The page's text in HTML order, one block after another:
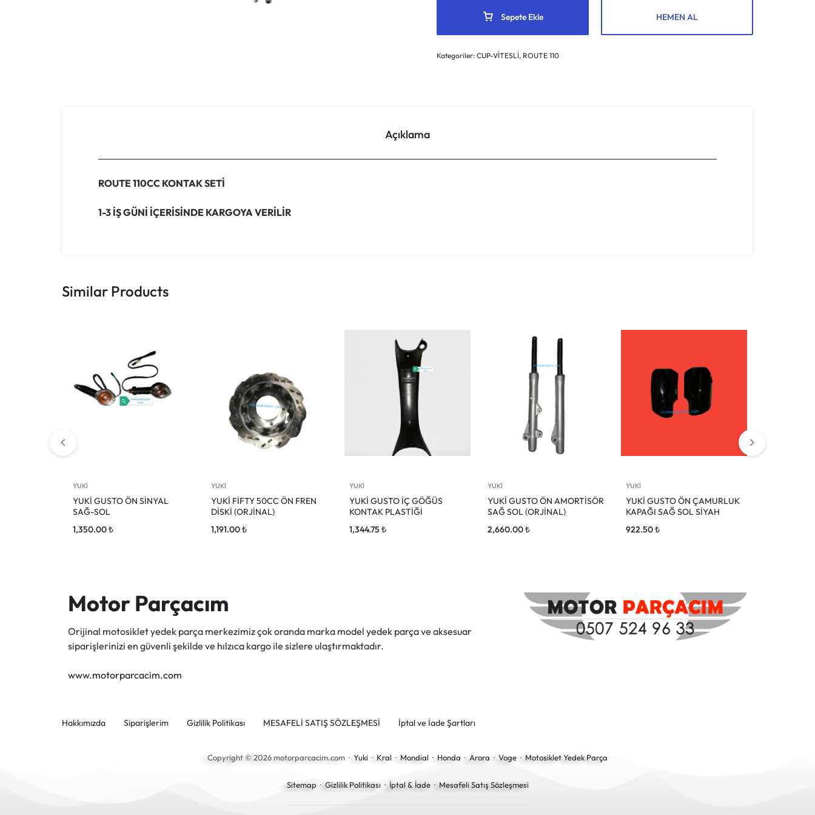
Sepete Ekle HEMEN AL
Kategoriler:CUP-VİTESLİ, ROUTE 110
Açıklama
ROUTE 110CC KONTAK SETİ
1-3 İŞ GÜNİ İÇERİSİNDE KARGOYA VERİLİR
Similar Products
YUKİ
YUKİ GUSTO ÖN SİNYAL
SAĞ-SOL
1,350.00₺
YUKİ
YUKİ FİFTY 50CC ÖN FREN
DİSKİ (ORJİNAL)
1,191.00₺
YUKİ
YUKİ GUSTO İÇ GÖĞÜS
KONTAK PLASTİĞİ
1,344.75 ₺
YUKİ
YUKİ GUSTO ÖN AMORTİSÖR
SAĞ SOL (ORJİNAL)
2,660.00₺
YUKİ
YUKİ GUSTO ÖN ÇAMURLUK
KAPAĞI SAĞ SOL SİYAH
922.50₺
Motor Parçacım
Orijinal motosiklet yedek parça merkezimiz çok oranda marka model yedek parça ve aksesuar
siparişlerinizi en güvenli şekilde ve hılzıca kargo ile sizlere ulaştırmaktadır.
www.motorparcacim.com
Hakkımızda Siparişlerim Gizlilik Politikası MESAFELİ SATIŞ SÖZLEŞMESİ İptal ve İade Şartları
Copyright © 2026 motorparcacim.com · Yuki · Kral · Mondial · Honda ·Arora · Voge · Motosiklet Yedek Parça
Sitemap · Gizlilik Politikası · İptal & İade· Mesafeli Satış Sözleşmesi